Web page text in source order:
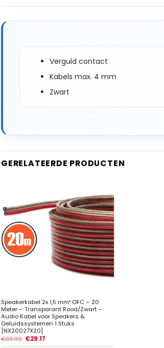
Verguld contact
Kabels max. 4 mm
Zwart
GERELATEERDE PRODUCTEN
Speakerkabel 2x 1,5 mm² OFC – 20
Meter – Transparant Rood/Zwart –
Audio Kabel voor Speakers &
Geluidssystemen 1 Stuks
[NX20027X20]
€33.99 €29.17